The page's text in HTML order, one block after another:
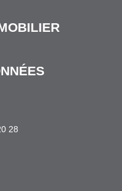
28